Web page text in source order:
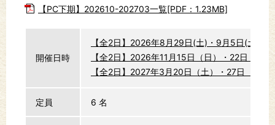
【PC下期】202610-202703一覧[PDF：1.23MB]
開催日時
【全2日】2026年8月29日(土)・9月5日(土）
【全2日】2026年11月15日（日）・22日
【全2日】2027年3月20日（土）・27日（
定員 6 名